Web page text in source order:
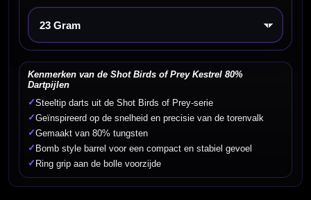
Kies een optie
Kenmerken van de Shot Birds of Prey Kestrel 80%
Dartpijlen
✓Steeltip darts uit de Shot Birds of Prey-serie
✓Geïnspireerd op de snelheid en precisie van de torenvalk
✓Gemaakt van 80% tungsten
✓ Bomb style barrel voor een compact en stabiel gevoel
✓ Ring grip aan de bolle voorzijde